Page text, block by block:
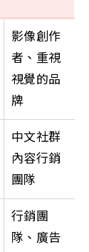
影像創作
者、重視
視覺的品
牌
中文社群
內容行銷
團隊
行銷團
隊、廣告